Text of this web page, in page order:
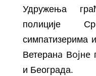
Удружења
полиције
симпатизерима
Ветеранa Вojнe
и Београда.